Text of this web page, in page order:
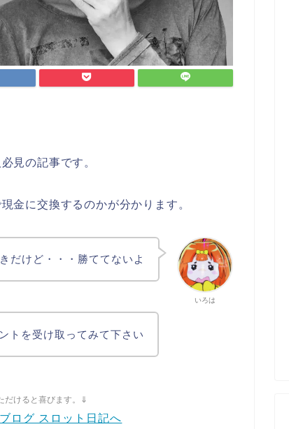
見の記事です。
金に交換するのかが分かります。
いろは
だけど・・・勝ててないよ
トを受け取ってみて下さい
だけると喜びます。⇓